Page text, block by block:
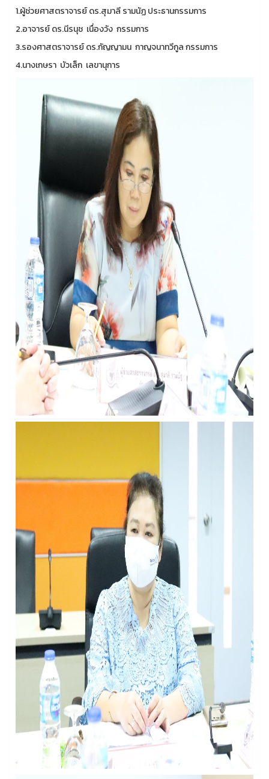
1.ผู้ช่วยศาสตราจารย์ ดร.สุมาลี รามนัฏ ประธานกรรมการ
2.อาจารย์ ดร.นีรนุช เนื่องวัง กรรมการ
3.รองศาสตราจารย์ ดร.กัญญามน กาญจนาทวีกูล กรรมการ
4.นางเกษรา บัวเล็ก เลขานุการ